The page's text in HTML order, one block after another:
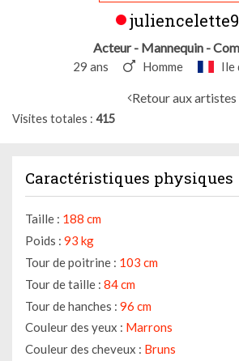
Acteur - Mannequin -
29 ans Homme Ile
Retour aux artistes
Visites totales 415
Caractéristiques physiques
Taille : 188 cm
Poids : 93 kg
Tour de poitrine : 103 cm
Tour de taille : 84 cm
Tour de hanches : 96 cm
Couleur des yeux : Marrons
Couleur des cheveux : Bruns